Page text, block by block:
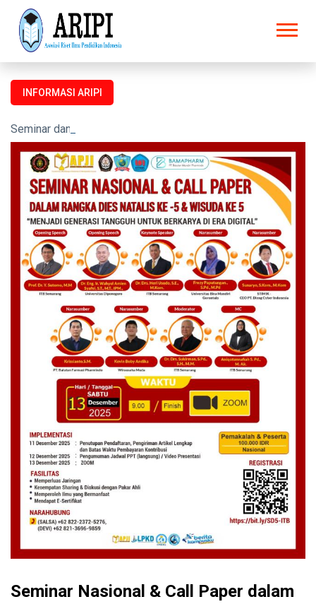
INFORMASI ARIPI
Seminar dan Prosiding untuk semua kalangan
Seminar Nasional & Call Paper dalam